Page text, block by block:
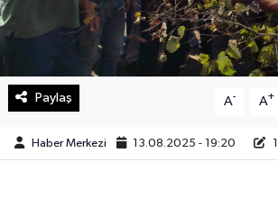
Paylaş A- A+
Haber Merkezi 13.08.2025 - 19:20
Yaşam